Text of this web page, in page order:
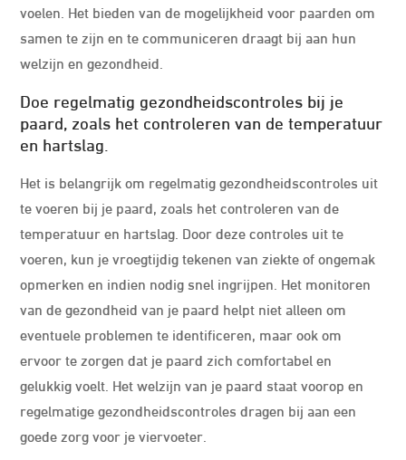
voelen. Het bieden van de mogelijkheid voor paarden om
samen te zijn en te communiceren draagt bij aan hun
welzijn en gezondheid.
Doe regelmatig gezondheidscontroles bij je
paard, zoals het controleren van de temperatuur
en hartslag.
Het is belangrijk om regelmatig gezondheidscontroles uit
te voeren bij je paard, zoals het controleren van de
temperatuur en hartslag. Door deze controles uit te
voeren, kun je vroegtijdig tekenen van ziekte of ongemak
opmerken en indien nodig snel ingrijpen. Het monitoren
van de gezondheid van je paard helpt niet alleen om
eventuele problemen te identificeren, maar ook om
ervoor te zorgen dat je paard zich comfortabel en
gelukkig voelt. Het welzijn van je paard staat voorop en
regelmatige gezondheidscontroles dragen bij aan een
goede zorg voor je viervoeter.